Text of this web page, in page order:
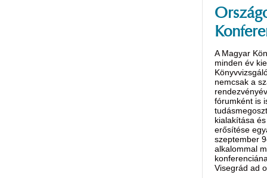
A Magyar
minden év
nemcsak a
fórumként is
kialakítása
erősítése
szeptember
alkalommal
Visegrád ad